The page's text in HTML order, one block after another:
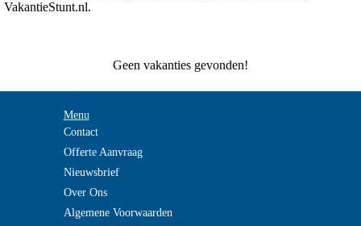
VakantieStunt.nl.
Geen vakanties gevonden!
Menu
Contact
Offerte Aanvraag
Nieuwsbrief
Over Ons
Algemene Voorwaarden